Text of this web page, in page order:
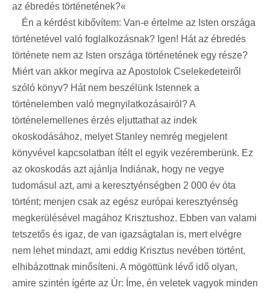
az ébredés történetének?«
Én a kérdést kibővítem: Van-e értelme az Isten országa
történetével való foglalkozásnak? Igen! Hát az ébredés
története nem az Isten országa történetének egy része?
Miért van akkor megírva az Apostolok Cselekedeteiről
szóló könyv? Hát nem beszélünk Istennek a
történelemben való megnyilatkozásairól? A
történelemellenes érzés eljuttathat az indek
okoskodásához, melyet Stanley nemrég megjelent
könyvével kapcsolatban ítélt el egyik vezéremberünk. Ez
az okoskodás azt ajánlja Indiának, hogy ne vegye
tudomásul azt, ami a keresztyénségben 2 000 év óta
történt; menjen csak az egész európai keresztyénség
megkerülésével magához Krisztushoz. Ebben van valami
tetszetős és igaz, de van igazságtalan is, mert elvégre
nem lehet mindazt, ami eddig Krisztus nevében történt,
elhibázottnak minősíteni. A mögöttünk lévő idő olyan,
amire szintén ígérte az Úr: Íme, én veletek vagyok minden